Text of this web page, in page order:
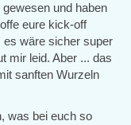
und haben
eure kick-off
es wäre sicher super
mir leid. Aber ... das
sanften Wurzeln
was bei euch so